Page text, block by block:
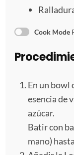
s
s
s
Cook Mode
En un bowl
esencia de
azúcar.
Batir con
mano)